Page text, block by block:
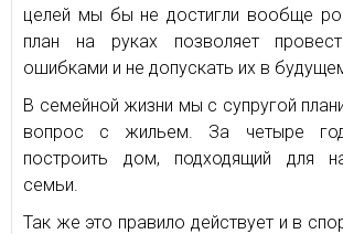
целей мы бы не достигли вообще
план на руках позволяет
ошибками и не допускать их в
В семейной жизни мы с супругой
вопрос с жильем. За четыре
построить дом, подходящий для
семьи.
Так же это правило действует и в